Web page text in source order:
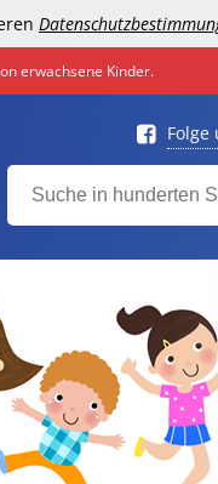
erwachsene Kinder.
Folge